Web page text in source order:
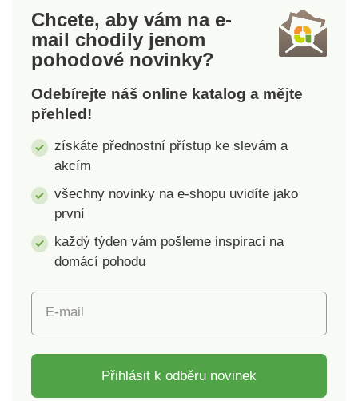
školy Kapuce Zapínání
na patenty 6 velikostí
Chcete, aby vám na e-
mail chodily jenom
pohodové novinky?
Odebírejte náš online katalog a mějte
přehled!
získáte přednostní přístup ke slevám a
akcím
všechny novinky na e-shopu uvidíte jako
první
každý týden vám pošleme inspiraci na
domácí pohodu
E-mail
Přihlásit k odběru novinek